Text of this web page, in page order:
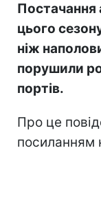
Постачання
цього
ніж
порушили
портів.
Про це
посиланням